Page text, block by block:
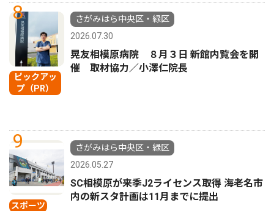
8
ピックアッ
プ（PR）
さがみはら中央区・緑区
2026.07.30
晃友相模原病院 ８月３日 新館内覧会を開
催 取材協力／小澤仁院長
9
スポーツ
さがみはら中央区・緑区
2026.05.27
SC相模原が来季J2ライセンス取得 海老名市
内の新スタ計画は11月までに提出